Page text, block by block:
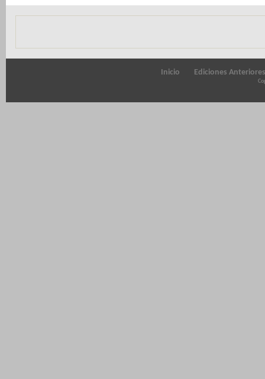
Inicio Ediciones Anteriores